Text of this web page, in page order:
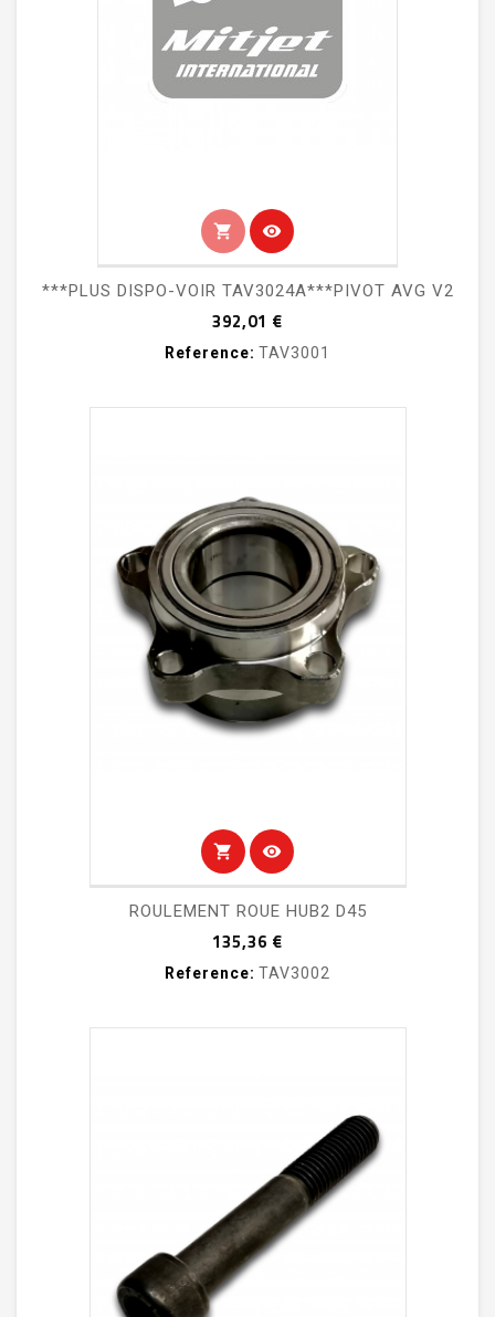
shopping_cart visibility
***PLUS DISPO-VOIR TAV3024A***PIVOT AVG V2
392,01 €
Reference: TAV3001
shopping_cart visibility
ROULEMENT ROUE HUB2 D45
135,36 €
Reference: TAV3002